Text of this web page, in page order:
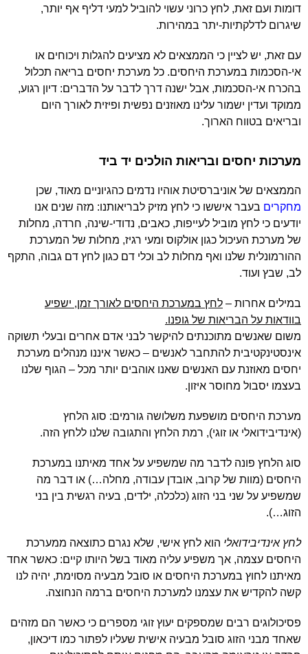
דומות ועם זאת, לחץ כרוני עשוי להוביל למעי דליף אף יותר,
שיגרום לדלקתיות-יתר במהירות.
עם זאת, יש לציין כי הממצאים לא מציעים להגלות ויכוחים או
אי-הסכמות במערכת היחסים. כל מערכת יחסים בריאה תכלול
בהכרח אי-הסכמות, אבל ישנה דרך לדבר על הדברים: דיון רגוע,
ממוקד ועדין ישמור עלינו מאוזנים נפשית ופיזית לאורך היום
ובריאים בטווח הארוך.
מערכות יחסים ובריאות הולכים יד ביד
הממצאים של אוניברסיטת אוהיו נדמים כהגיוניים מאוד, שכן
מחקרים בעבר איששו כי לחץ מזיק לבריאותנו: מזה שנים אנו
יודעים כי לחץ מוביל לעייפות, כאבים, נדודי-שינה, חרדה, מחלות
של מערכת העיכול כגון אולקוס ומעי רגיז, מחלות של המערכת
ההורמונלית שלנו ואף מחלות לב וכלי דם כגון לחץ דם גבוה, התקף
לב, שבץ ועוד.
במילים אחרות – לחץ במערכת היחסים לאורך זמן, ישפיע
בוודאות על הבריאות של גופנו.
משום שאנשים מתוכנתים להיקשר לבני אדם אחרים ובעלי תשוקה
אינסטינקטיבית להתחבר לאנשים – כאשר איננו מנהלים מערכת
יחסים מאוזנת עם האנשים שאנו אוהבים יותר מכל – הגוף שלנו
בעצמו יסבול מחוסר איזון.
מערכת היחסים מושפעת משלושה גורמים: סוג הלחץ
(אינדיבידואלי או זוגי), רמת הלחץ והתגובה שלנו ללחץ הזה.
סוג הלחץ פונה לדבר מה שמשפיע על אחד מאיתנו במערכת
היחסים (מוות של קרוב, אובדן עבודה, מחלה…) או דבר מה
שמשפיע על שני בני הזוג (כלכלה, ילדים, בעיה רגשית בין בני
הזוג…).
לחץ אינדיבידואלי הוא לחץ אישי, שלא נגרם כתוצאה ממערכת
היחסים עצמה, אך משפיע עליה מאוד בשל היותו קיים: כאשר אחד
מאיתנו לחוץ במערכת היחסים או סובל מבעיה מסוימת, יהיה לנו
קשה להקדיש את עצמנו למערכת היחסים ברמה הנחוצה.
פסיכולוגים רבים שמספקים יעוץ זוגי מספרים כי כאשר הם מזהים
שאחד מבני הזוג סובל מבעיה אישית שעליו לפתור כמו דיכאון,